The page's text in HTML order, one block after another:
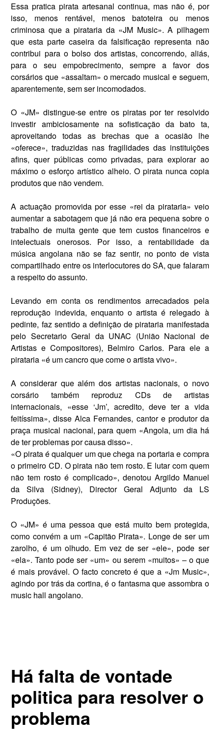
Essa pratica pirata artesanal continua, mas não é, por
isso, me­nos rentável, menos batoteira ou menos
criminosa que a pirataria da «JM Music». A pilhagem
que esta parte caseira da falsificação representa não
contribui para o bolso dos artistas, concorrendo, aliás,
para o seu empobrecimento, sempre a favor dos
corsários que «assaltam» o mercado musical e seguem,
aparentemente, sem ser incomodados.
O «JM» distingue-se entre os piratas por ter resolvido
investir ambiciosamente na sofisticação da bato ta,
aproveitando todas as bre­chas que a ocasião lhe
«oferece», traduzidas nas fragilidades das instituições
afins, quer públicas como privadas, para explorar ao
máximo o esforço artístico alheio. O pirata nunca copia
produtos que não vendem.
A actuação promovida por esse «rei da pirataria» veio
aumentar a sabotagem que já não era pe­quena sobre o
trabalho de muita gente que tem custos financeiros e
intelectuais onerosos. Por isso, a rentabilidade da
música angolana não se faz sentir, no ponto de vista
compartilhado entre os interlocu­tores do SA, que falaram
a respeito do assunto.
Levando em conta os rendi­mentos arrecadados pela
reprodu­ção indevida, enquanto o artista é relegado à
pedinte, faz sentido a definição de pirataria manifestada
pelo Secretario Geral da UNAC (União Nacional de
Artistas e Compositores), Belmiro Carlos. Para ele a
pirataria «é um cancro que come o artista vivo».
A considerar que além dos ar­tistas nacionais, o novo
corsário também reproduz CDs de artistas
internacionais, «esse ‘Jm’, acredi­to, deve ter a vida
feitíssima», disse Alca Fernandes, cantor e produtor da
praça musical nacional, para quem «Angola, um dia há
de ter problemas por causa disso».
«O pirata é qualquer um que chega na portaria e compra
o pri­meiro CD. O pirata não tem rosto. E lutar com quem
não tem rosto é complicado», denotou Argildo Manuel
da Silva (Sidney), Director Geral Adjunto da LS
Produções.
O «JM» é uma pessoa que está muito bem protegida,
como con­vém a um «Capitão Pirata». Longe de ser um
zarolho, é um olhudo. Em vez de ser «ele», pode ser
«ela». Tanto pode ser «um» ou serem «muitos» – o que
é mais provável. O facto concreto é que a «Jm Mu­sic»,
agindo por trás da cortina, é o fantasma que assombra o
music hall angolano.
Há falta de vontade
politica para resolver o
problema